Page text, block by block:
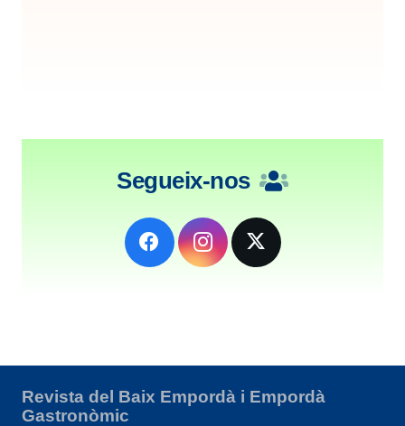
Segueix-nos
Revista del Baix Empordà i Empordà
Gastronòmic